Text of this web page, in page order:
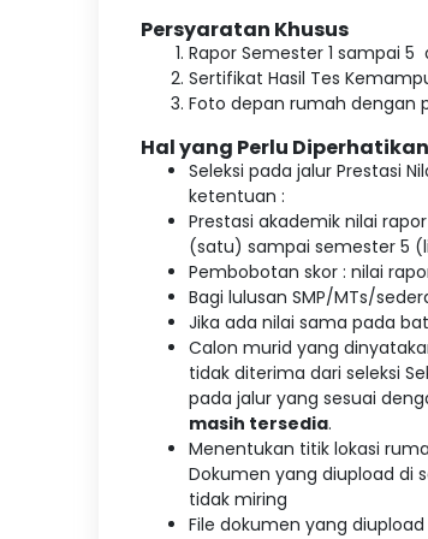
Persyaratan Khusus
Rapor Semester 1 sampai
Sertifikat Hasil Tes
Foto depan rumah dengan
Hal yang Perlu Diperhatikan
Seleksi pada jalur Prestasi
ketentuan :
Prestasi akademik nilai
(satu) sampai semester 5
Pembobotan skor : nilai
Bagi lulusan SMP/MTs/
Jika ada nilai sama pada
Calon murid yang
tidak diterima dari seleksi
pada jalur yang sesuai
masih tersedia.
Menentukan titik lokasi
Dokumen yang diupload di
tidak miring
File dokumen yang diupload